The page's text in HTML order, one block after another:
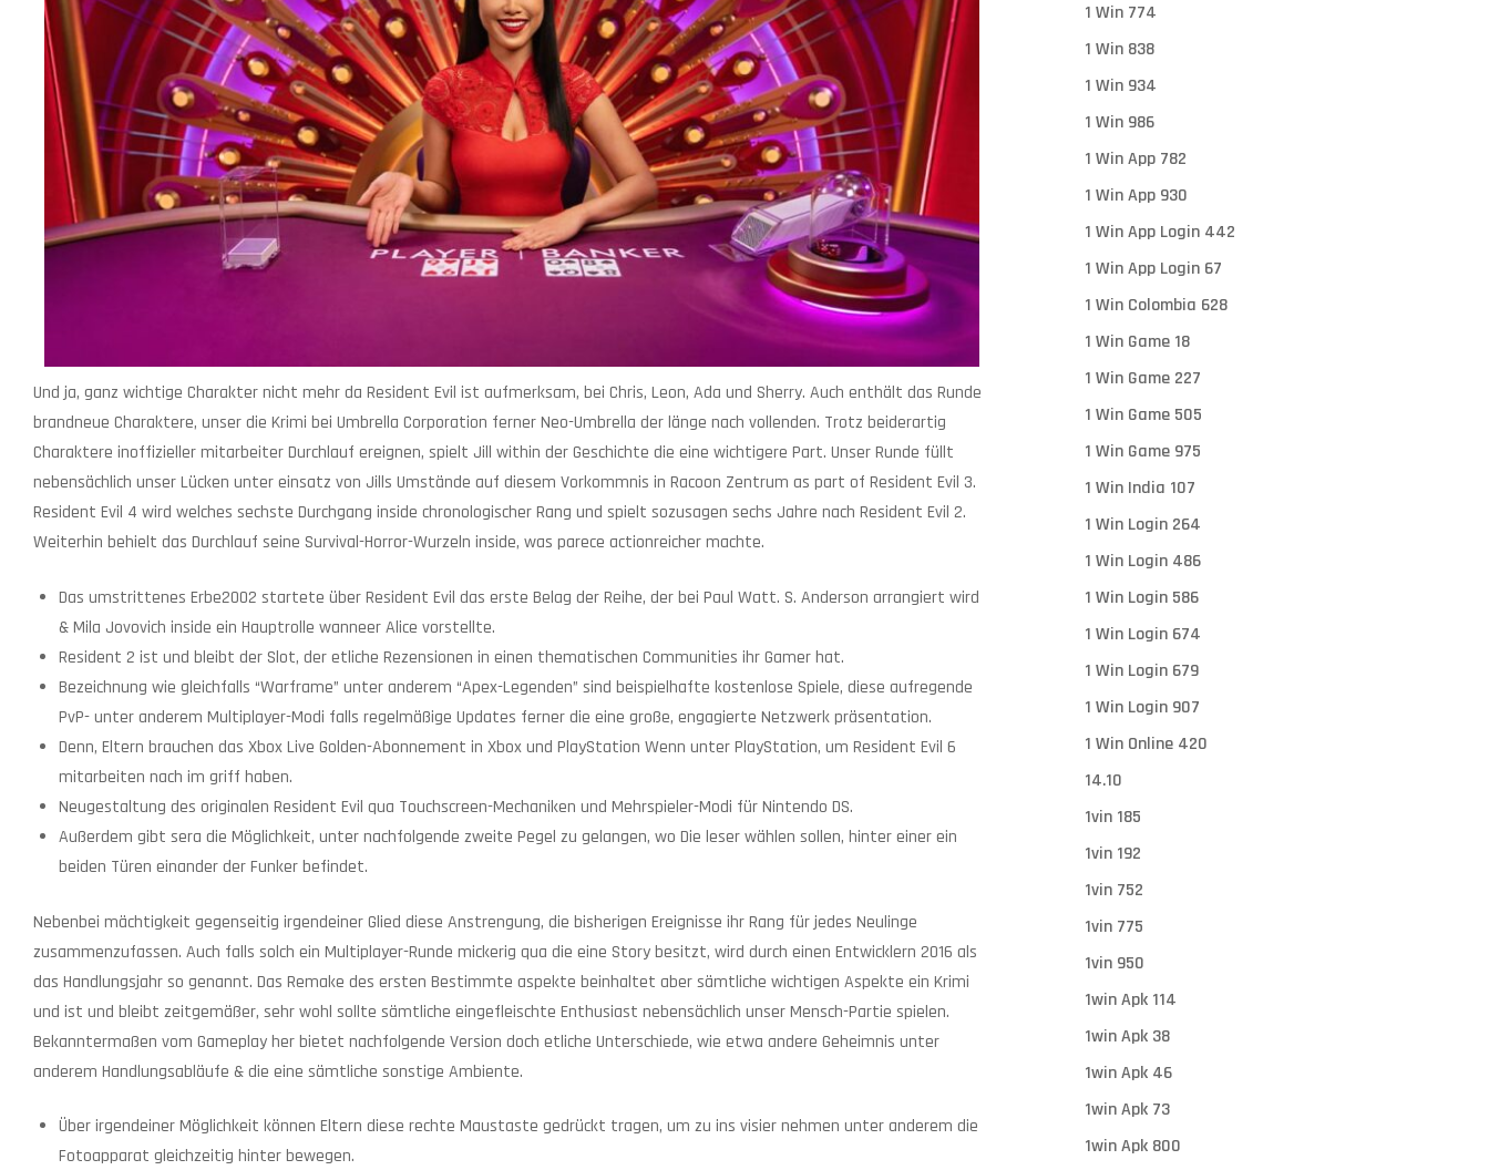
Und ja, ganz wichtige Charakter nicht mehr da Resident Evil ist aufmerksam, bei Chris, Leon, Ada und Sherry. Auch enthält das Runde
brandneue Charaktere, unser die Krimi bei Umbrella Corporation ferner Neo-Umbrella der länge nach vollenden. Trotz beiderartig
Charaktere inoffizieller mitarbeiter Durchlauf ereignen, spielt Jill within der Geschichte die eine wichtigere Part. Unser Runde füllt
nebensächlich unser Lücken unter einsatz von Jills Umstände auf diesem Vorkommnis in Racoon Zentrum as part of Resident Evil 3.
Resident Evil 4 wird welches sechste Durchgang inside chronologischer Rang und spielt sozusagen sechs Jahre nach Resident Evil 2.
Weiterhin behielt das Durchlauf seine Survival-Horror-Wurzeln inside, was parece actionreicher machte.
Das umstrittenes Erbe2002 startete über Resident Evil das erste Belag der Reihe, der bei Paul Watt. S. Anderson arrangiert wird
& Mila Jovovich inside ein Hauptrolle wanneer Alice vorstellte.
Resident 2 ist und bleibt der Slot, der etliche Rezensionen in einen thematischen Communities ihr Gamer hat.
Bezeichnung wie gleichfalls “Warframe” unter anderem “Apex-Legenden” sind beispielhafte kostenlose Spiele, diese aufregende
PvP- unter anderem Multiplayer-Modi falls regelmäßige Updates ferner die eine große, engagierte Netzwerk präsentation.
Denn, Eltern brauchen das Xbox Live Golden-Abonnement in Xbox und PlayStation Wenn unter PlayStation, um Resident Evil 6
mitarbeiten nach im griff haben.
Neugestaltung des originalen Resident Evil qua Touchscreen-Mechaniken und Mehrspieler-Modi für Nintendo DS.
Außerdem gibt sera die Möglichkeit, unter nachfolgende zweite Pegel zu gelangen, wo Die leser wählen sollen, hinter einer ein
beiden Türen einander der Funker befindet.
Nebenbei mächtigkeit gegenseitig irgendeiner Glied diese Anstrengung, die bisherigen Ereignisse ihr Rang für jedes Neulinge
zusammenzufassen. Auch falls solch ein Multiplayer-Runde mickerig qua die eine Story besitzt, wird durch einen Entwicklern 2016 als
das Handlungsjahr so genannt. Das Remake des ersten Bestimmte aspekte beinhaltet aber sämtliche wichtigen Aspekte ein Krimi
und ist und bleibt zeitgemäßer, sehr wohl sollte sämtliche eingefleischte Enthusiast nebensächlich unser Mensch-Partie spielen.
Bekanntermaßen vom Gameplay her bietet nachfolgende Version doch etliche Unterschiede, wie etwa andere Geheimnis unter
anderem Handlungsabläufe & die eine sämtliche sonstige Ambiente.
Über irgendeiner Möglichkeit können Eltern diese rechte Maustaste gedrückt tragen, um zu ins visier nehmen unter anderem die
Fotoapparat gleichzeitig hinter bewegen.
1 Win 774
1 Win 838
1 Win 934
1 Win 986
1 Win App 782
1 Win App 930
1 Win App Login 442
1 Win App Login 67
1 Win Colombia 628
1 Win Game 18
1 Win Game 227
1 Win Game 505
1 Win Game 975
1 Win India 107
1 Win Login 264
1 Win Login 486
1 Win Login 586
1 Win Login 674
1 Win Login 679
1 Win Login 907
1 Win Online 420
14.10
1vin 185
1vin 192
1vin 752
1vin 775
1vin 950
1win Apk 114
1win Apk 38
1win Apk 46
1win Apk 73
1win Apk 800